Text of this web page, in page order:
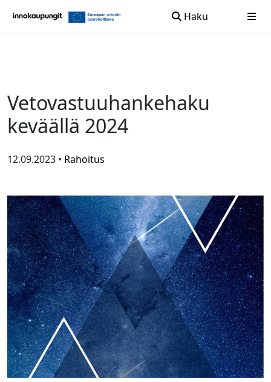
Haku
Vetovastuuhankehaku
keväällä 2024
12.09.2023 • Rahoitus